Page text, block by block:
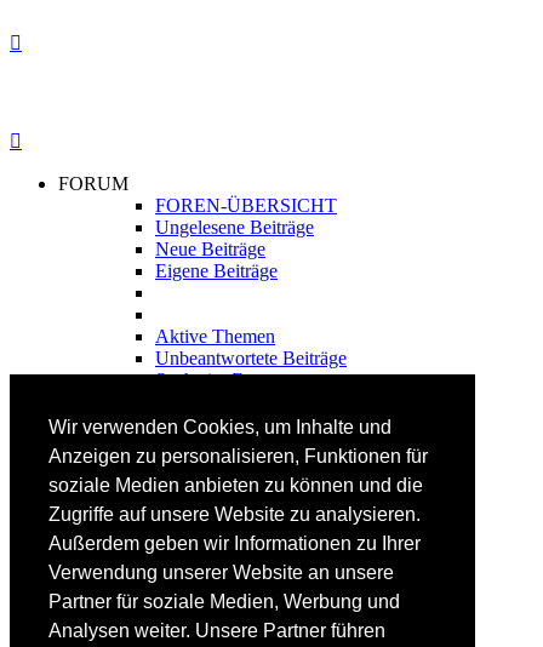
Wir verwenden Cookies, um Inhalte und
Anzeigen zu personalisieren, Funktionen für
soziale Medien anbieten zu können und die
Zugriffe auf unsere Website zu analysieren.
Außerdem geben wir Informationen zu Ihrer
Verwendung unserer Website an unsere
Partner für soziale Medien, Werbung und
Analysen weiter. Unsere Partner führen
FORUM
FOREN-ÜBERSICHT
Ungelesene Beiträge
Neue Beiträge
Eigene Beiträge
Aktive Themen
Unbeantwortete Beiträge
Suche im Forum
FAHRTECHNIK
Fortgeschrittene
Lehrplan
Videoanalyse
SKI
SKITEST
Ski-FAQ
Tipps Ski-Kauf